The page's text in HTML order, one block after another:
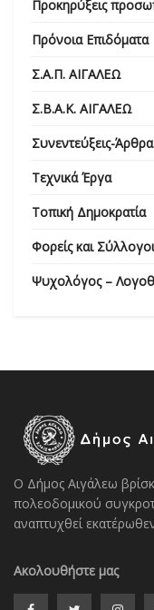
Προκηρύξεις
Πρόνοια Επιδόματα
Σ.Α.Π. ΑΙΓΑΛΕΩ
Σ.Β.Α.Κ. ΑΙΓΑΛΕΩ
Συνεντεύξεις-Άρθρα
Τεχνικά Έργα
Τοπική Δημοκρατία
Φορείς και Σύλλογοι
Ψυχολόγος –
Ο Δήμος Αιγάλεω
πολεοδομικού
αναπτυχθεί
Ακολουθήστε μας